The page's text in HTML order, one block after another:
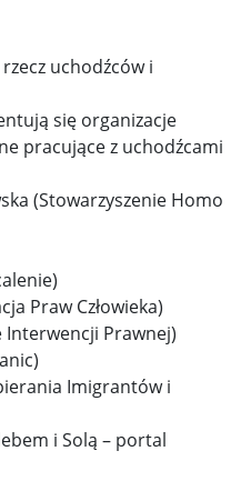
uchodźców i
się organizacje
pracujące z uchodźcami
(Stowarzyszenie Homo
Praw Człowieka)
Interwencji Prawnej)
Imigrantów i
i Solą – portal